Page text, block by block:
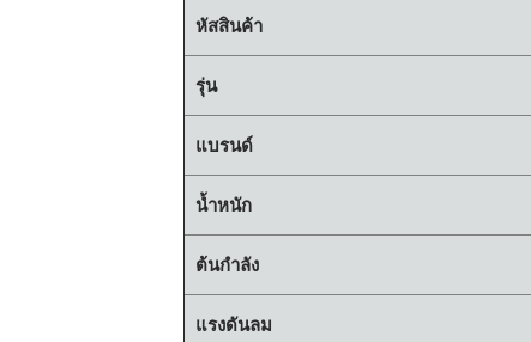
หัสสินค้า
รุ่น
แบรนด์
น้ำหนัก
ต้นกำลัง
แรงดันลม